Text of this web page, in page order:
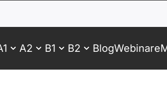
A2 B1 B2 BlogWebinare